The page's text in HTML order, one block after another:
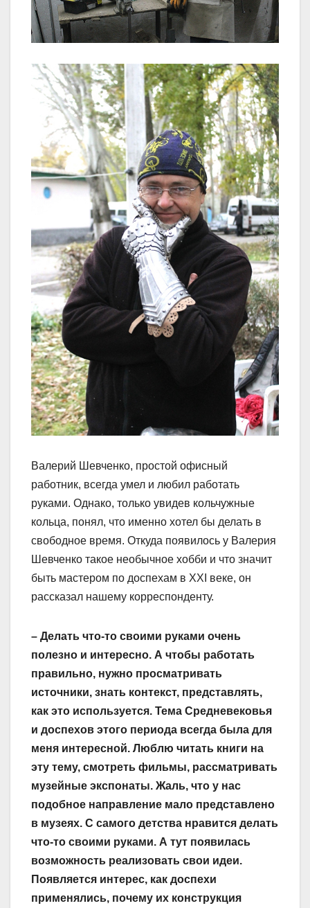
Валерий Шевченко, простой офисный
работник, всегда умел и любил работать
руками. Однако, только увидев кольчужные
кольца, понял, что именно хотел бы делать в
свободное время. Откуда появилось у Валерия
Шевченко такое необычное хобби и что значит
быть мастером по доспехам в XXI веке, он
рассказал нашему корреспонденту.
– Делать что-то своими руками очень
полезно и интересно. А чтобы работать
правильно, нужно просматривать
источники, знать контекст, представлять,
как это используется. Тема Средневековья
и доспехов этого периода всегда была для
меня интересной. Люблю читать книги на
эту тему, смотреть фильмы, рассматривать
музейные экспонаты. Жаль, что у нас
подобное направление мало представлено
в музеях. С самого детства нравится делать
что-то своими руками. А тут появилась
возможность реализовать свои идеи.
Появляется интерес, как доспехи
применялись, почему их конструкция